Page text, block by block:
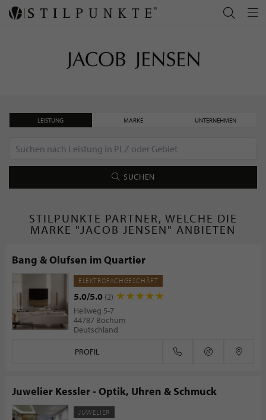
LEISTUNG MARKE UNTERNEHMEN
SUCHEN
STILPUNKTE PARTNER, WELCHE DIE
MARKE "JACOB JENSEN" ANBIETEN
Bang & Olufsen im Quartier
ELEKTROFACHGESCHÄFT
5.0/5.0 (2)
Hellweg 5-7
44787 Bochum
Deutschland
PROFIL
Juwelier Kessler - Optik, Uhren & Schmuck
JUWELIER